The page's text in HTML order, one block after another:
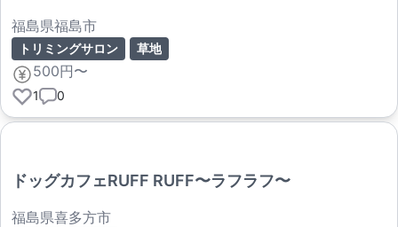
福島県福島市
トリミングサロン 草地
500円〜
1 0
ドッグカフェRUFF RUFF〜ラフラフ〜
福島県喜多方市